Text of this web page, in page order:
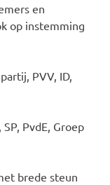
en
op instemming
PVV, ID,
PvdE, Groep
brede steun